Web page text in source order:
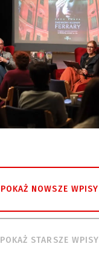
POKAŻ NOWSZE WPISY
POKAŻ STARSZE WPISY